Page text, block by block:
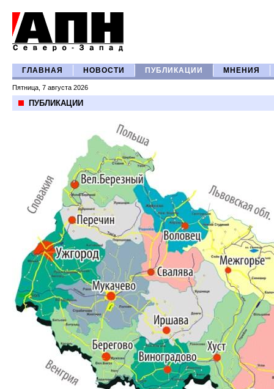
ГЛАВНАЯ НОВОСТИ ПУБЛИКАЦИИ МНЕНИЯ
Пятница, 7 августа 2026
ПУБЛИКАЦИИ